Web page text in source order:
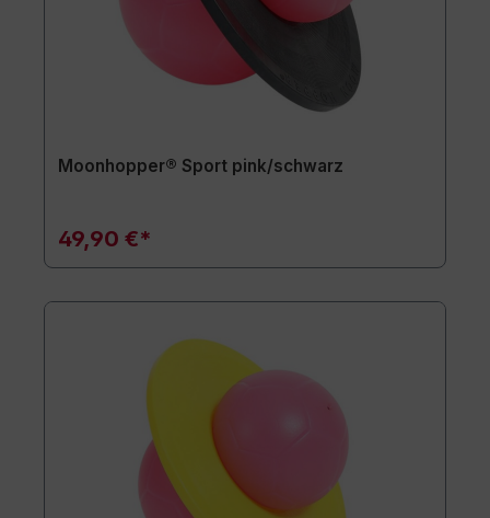
Moonhopper® Sport pink/schwarz
49,90 €*